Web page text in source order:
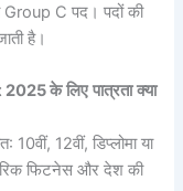
C पद। पदों की
है।
2025के लिए पात्रता क्या
10वीं, 12वीं, डिप्लोमा या
फिटनेस और देश की